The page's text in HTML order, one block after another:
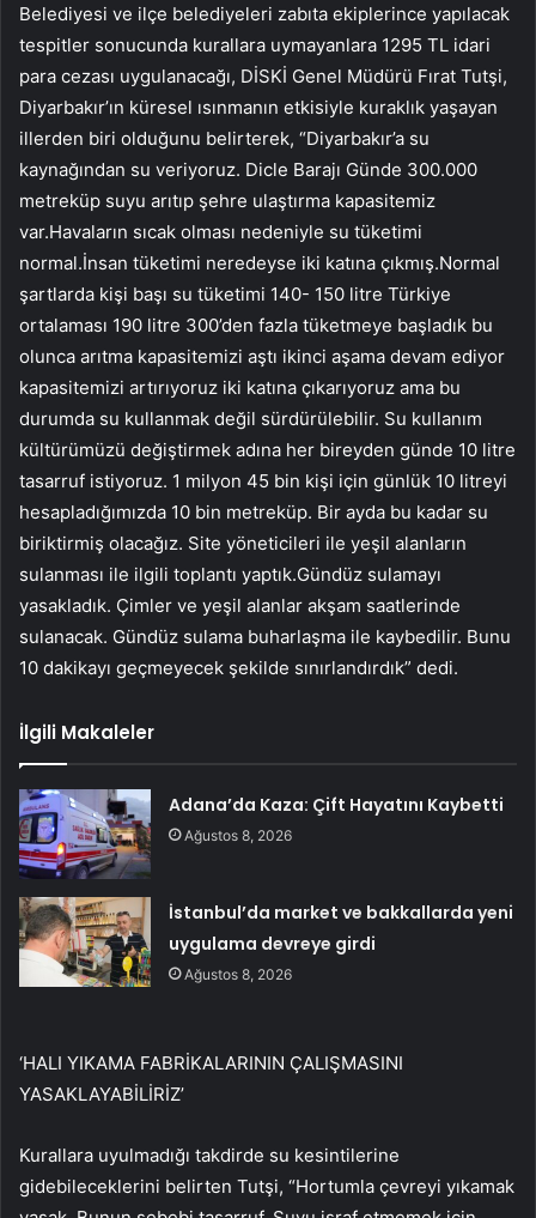
Belediyesi ve ilçe belediyeleri zabıta ekiplerince yapılacak
tespitler sonucunda kurallara uymayanlara 1295 TL idari
para cezası uygulanacağı, DİSKİ Genel Müdürü Fırat Tutşi,
Diyarbakır’ın küresel ısınmanın etkisiyle kuraklık yaşayan
illerden biri olduğunu belirterek, “Diyarbakır’a su
kaynağından su veriyoruz. Dicle Barajı Günde 300.000
metreküp suyu arıtıp şehre ulaştırma kapasitemiz
var.Havaların sıcak olması nedeniyle su tüketimi
normal.İnsan tüketimi neredeyse iki katına çıkmış.Normal
şartlarda kişi başı su tüketimi 140- 150 litre Türkiye
ortalaması 190 litre 300’den fazla tüketmeye başladık bu
olunca arıtma kapasitemizi aştı ikinci aşama devam ediyor
kapasitemizi artırıyoruz iki katına çıkarıyoruz ama bu
durumda su kullanmak değil sürdürülebilir. Su kullanım
kültürümüzü değiştirmek adına her bireyden günde 10 litre
tasarruf istiyoruz. 1 milyon 45 bin kişi için günlük 10 litreyi
hesapladığımızda 10 bin metreküp. Bir ayda bu kadar su
biriktirmiş olacağız. Site yöneticileri ile yeşil alanların
sulanması ile ilgili toplantı yaptık.Gündüz sulamayı
yasakladık. Çimler ve yeşil alanlar akşam saatlerinde
sulanacak. Gündüz sulama buharlaşma ile kaybedilir. Bunu
10 dakikayı geçmeyecek şekilde sınırlandırdık” dedi.
İlgili Makaleler
Adana’da Kaza: Çift Hayatını Kaybetti
Ağustos 8, 2026
İstanbul’da market ve bakkallarda yeni
uygulama devreye girdi
Ağustos 8, 2026
‘HALI YIKAMA FABRİKALARININ ÇALIŞMASINI
YASAKLAYABİLİRİZ’
Kurallara uyulmadığı takdirde su kesintilerine
gidebileceklerini belirten Tutşi, “Hortumla çevreyi yıkamak